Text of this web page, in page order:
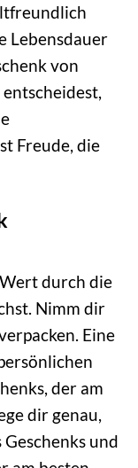
Lebensdauer
von
Freude, die
durch die
Nimm dir
Eine
der am
dir genau,
und